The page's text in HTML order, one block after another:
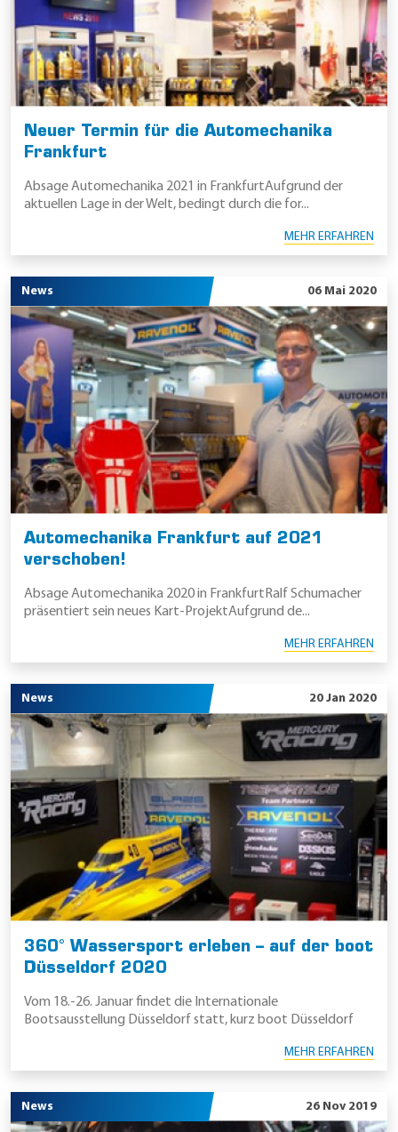
Neuer Termin für die Automechanika
Frankfurt
Absage Automechanika 2021 in FrankfurtAufgrund der
aktuellen Lage in der Welt, bedingt durch die for...
MEHR ERFAHREN
News 06 Mai 2020
Automechanika Frankfurt auf 2021
verschoben!
Absage Automechanika 2020 in FrankfurtRalf Schumacher
präsentiert sein neues Kart-ProjektAufgrund de...
MEHR ERFAHREN
News 20 Jan 2020
360° Wassersport erleben – auf der boot
Düsseldorf 2020
Vom 18.-26. Januar findet die Internationale
Bootsausstellung Düsseldorf statt, kurz boot Düsseldorf
MEHR ERFAHREN
News 26 Nov 2019